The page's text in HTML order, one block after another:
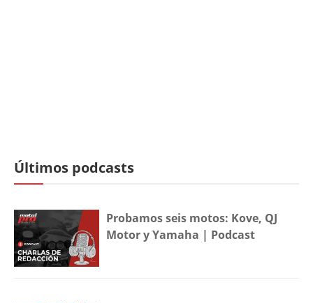
Últimos podcasts
Probamos seis motos: Kove, QJ
Motor y Yamaha | Podcast